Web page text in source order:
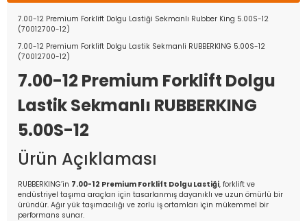
7.00-12 Premium Forklift Dolgu Lastiği Sekmanlı Rubber King 5.00S-12
(70012700-12)
7.00-12 Premium Forklift Dolgu Lastik Sekmanli RUBBERKING 5.00S-12
(70012700-12)
7.00-12 Premium Forklift Dolgu
Lastik Sekmanlı RUBBERKING
5.00S-12
Ürün Açıklaması
RUBBERKING’in 7.00-12 Premium Forklift Dolgu Lastiği, forklift ve
endüstriyel taşıma araçları için tasarlanmış dayanıklı ve uzun ömürlü bir
üründür. Ağır yük taşımacılığı ve zorlu iş ortamları için mükemmel bir
performans sunar.